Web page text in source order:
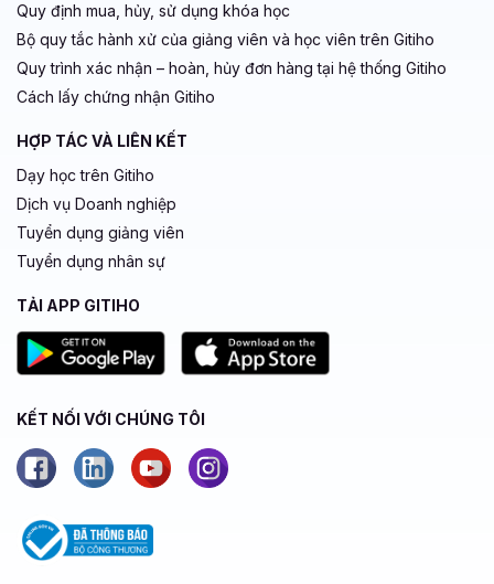
Quy định mua, hủy, sử dụng khóa học
Bộ quy tắc hành xử của giảng viên và học viên trên Gitiho
Quy trình xác nhận – hoàn, hủy đơn hàng tại hệ thống Gitiho
Cách lấy chứng nhận Gitiho
HỢP TÁC VÀ LIÊN KẾT
Dạy học trên Gitiho
Dịch vụ Doanh nghiệp
Tuyển dụng giảng viên
Tuyển dụng nhân sự
TẢI APP GITIHO
KẾT NỐI VỚI CHÚNG TÔI